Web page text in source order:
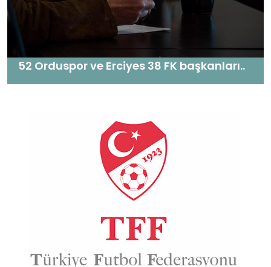
52 Orduspor ve Erciyes 38 FK başkanları..